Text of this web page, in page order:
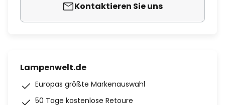
Kontaktieren Sie uns
Lampenwelt.de
Europas größte Markenauswahl
50 Tage kostenlose Retoure